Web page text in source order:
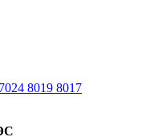
7024 8019 8017